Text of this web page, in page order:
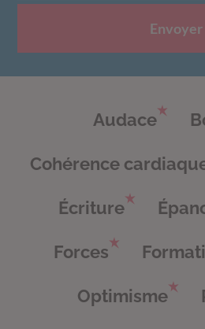
Envoyer
Audace
Cohérence
Écriture
Forces
Optimisme